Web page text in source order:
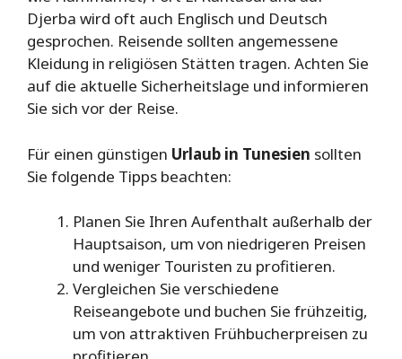
Djerba wird oft auch Englisch und Deutsch
gesprochen. Reisende sollten angemessene
Kleidung in religiösen Stätten tragen. Achten Sie
auf die aktuelle Sicherheitslage und informieren
Sie sich vor der Reise.
Für einen günstigen Urlaub in Tunesien sollten
Sie folgende Tipps beachten:
Planen Sie Ihren Aufenthalt außerhalb der
Hauptsaison, um von niedrigeren Preisen
und weniger Touristen zu profitieren.
Vergleichen Sie verschiedene
Reiseangebote und buchen Sie frühzeitig,
um von attraktiven Frühbucherpreisen zu